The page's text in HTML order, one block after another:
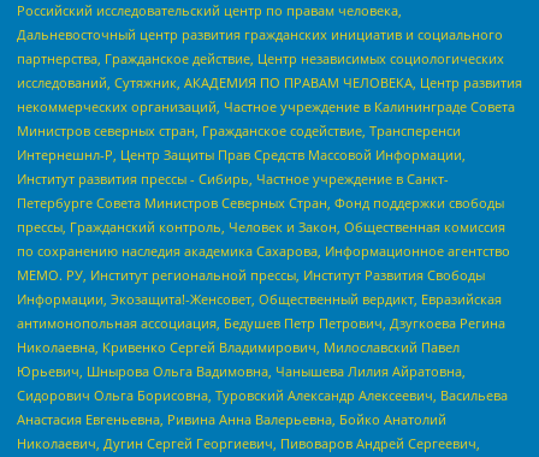
Российский исследовательский центр по правам человека,
Дальневосточный центр развития гражданских инициатив и социального
партнерства, Гражданское действие, Центр независимых социологических
исследований, Сутяжник, АКАДЕМИЯ ПО ПРАВАМ ЧЕЛОВЕКА, Центр развития
некоммерческих организаций, Частное учреждение в Калининграде Совета
Министров северных стран, Гражданское содействие, Трансперенси
Интернешнл-Р, Центр Защиты Прав Средств Массовой Информации,
Институт развития прессы - Сибирь, Частное учреждение в Санкт-
Петербурге Совета Министров Северных Стран, Фонд поддержки свободы
прессы, Гражданский контроль, Человек и Закон, Общественная комиссия
по сохранению наследия академика Сахарова, Информационное агентство
МЕМО. РУ, Институт региональной прессы, Институт Развития Свободы
Информации, Экозащита!-Женсовет, Общественный вердикт, Евразийская
антимонопольная ассоциация, Бедушев Петр Петрович, Дзугкоева Регина
Николаевна, Кривенко Сергей Владимирович, Милославский Павел
Юрьевич, Шнырова Ольга Вадимовна, Чанышева Лилия Айратовна,
Сидорович Ольга Борисовна, Туровский Александр Алексеевич, Васильева
Анастасия Евгеньевна, Ривина Анна Валерьевна, Бойко Анатолий
Николаевич, Дугин Сергей Георгиевич, Пивоваров Андрей Сергеевич,